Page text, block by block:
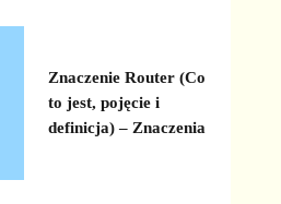
Znaczenie Router (Co
to jest, pojęcie i
definicja) – Znaczenia